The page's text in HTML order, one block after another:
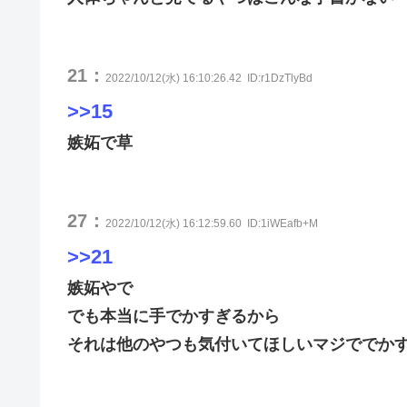
21： 2022/10/12(水) 16:10:26.42 ID:r1DzTlyBd
>>15
嫉妬で草
27： 2022/10/12(水) 16:12:59.60 ID:1iWEafb+M
>>21
嫉妬やで
でも本当に手でかすぎるから
それは他のやつも気付いてほしいマジででか